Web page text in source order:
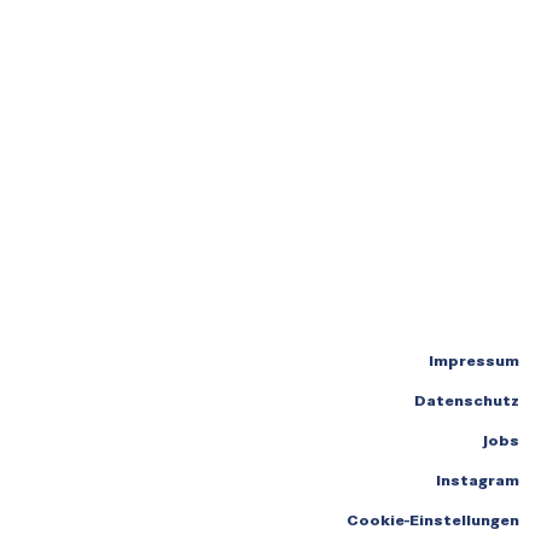
Impressum
Datenschutz
Jobs
Instagram
Cookie-Einstellungen